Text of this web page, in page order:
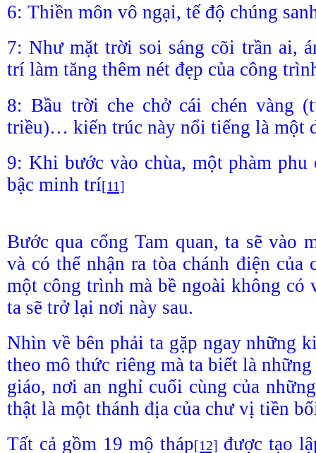
6: Thiền môn vô ngại, tế độ chúng
7: Như mặt trời soi sáng cõi trần ai,
trí làm tăng thêm nét đẹp của công
8: Bầu trời che chở cái chén vàng
triều)… kiến trúc này nổi tiếng là một
9: Khi bước vào chùa, một phàm phu
bậc minh trí[11]
Bước qua cổng Tam quan, ta sẽ vào
và có thể nhận ra tòa chánh điện của
một công trình mà bề ngoài không có
ta sẽ trở lại nơi này sau.
Nhìn về bên phải ta gặp ngay những
theo mô thức riêng mà ta biết là
giáo, nơi an nghỉ cuối cùng của
thật là một thánh địa của chư vị tiền
Tất cả gồm 19 mộ tháp[12] được tạo